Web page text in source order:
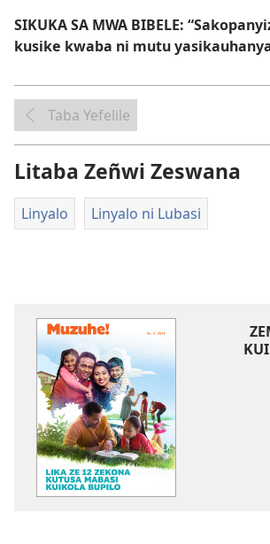
SIKUKA SA MWA BIBELE:
kusike kwaba ni mutu
Taba Yefelile
Litaba Zeñwi Zeswana
Linyalo Linyalo ni Lubasi